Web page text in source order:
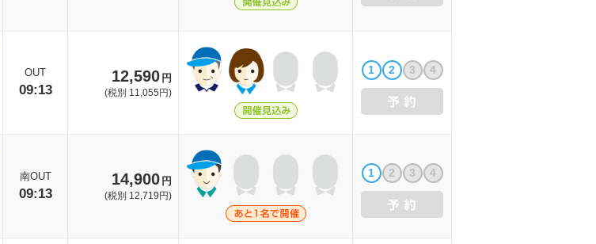
OUT
09:13
12,590円
(税別 11,055円)
1 2 3 4
南OUT
09:13
14,900円
(税別 12,719円)
1 2 3 4